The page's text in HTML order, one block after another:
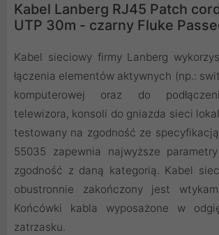
Kabel Lanberg RJ45 Patch
UTP 30m - czarny Fluke
Kabel sieciowy firmy Lanberg
łączenia elementów aktywnych (np.:
komputerowej oraz do
telewizora, konsoli do gniazda sieci
testowany na zgodność ze
55035 zapewnia najwyższe
zgodność z daną kategorią. Kabel
obustronnie zakończony jest
Końcówki kabla wyposażone w
zatrzasku.